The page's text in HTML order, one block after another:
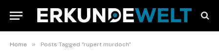
Home » Posts Tagged "rupert murdoch"